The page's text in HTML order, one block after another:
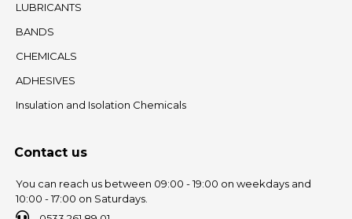
LUBRICANTS
BANDS
CHEMICALS
ADHESIVES
Insulation and Isolation Chemicals
Contact us
You can reach us between 09:00 - 19:00 on weekdays and
10:00 - 17:00 on Saturdays.